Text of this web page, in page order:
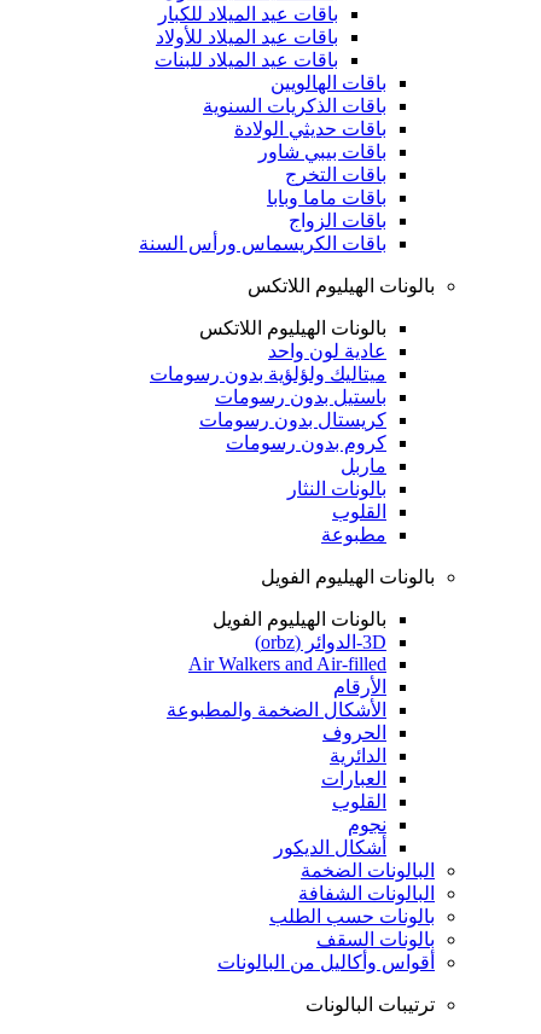
باقات عيد الميلاد للكبار
باقات عيد الميلاد للأولاد
باقات عيد الميلاد للبنات
باقات الهالويين
باقات الذكريات السنوية
باقات حديثي الولادة
باقات بيبي شاور
باقات التخرج
باقات ماما وبابا
باقات الزواج
باقات الكريسماس ورأس السنة
بالونات الهيليوم اللاتكس
بالونات الهيليوم اللاتكس
عادية لون واحد
ميتاليك ولؤلؤية بدون رسومات
باستيل بدون رسومات
كريستال بدون رسومات
كروم بدون رسومات
ماربل
بالونات النثار
القلوب
مطبوعة
بالونات الهيليوم الفويل
بالونات الهيليوم الفويل
3D-الدوائر (orbz)
Air Walkers and Air-filled
الأرقام
الأشكال الضخمة والمطبوعة
الحروف
الدائرية
العبارات
القلوب
نجوم
أشكال الديكور
البالونات الضخمة
البالونات الشفافة
بالونات حسب الطلب
بالونات السقف
أقواس وأكاليل من البالونات
ترتيبات البالونات